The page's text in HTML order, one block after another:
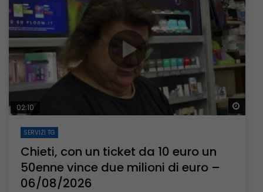
02:10
SERVIZI TG
Chieti, con un ticket da 10 euro un
50enne vince due milioni di euro –
06/08/2026